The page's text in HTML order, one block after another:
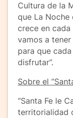
Cultura de la
que La Noche
crece en
vamos a
para que
disfrutar”.
Sobre el
“Santa Fe le
territorialidad